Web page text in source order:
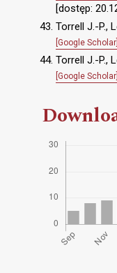
[dostęp:
Torrell J.-P.,
[Google Scholar]
Torrell J.-P.,
[Google Scholar]